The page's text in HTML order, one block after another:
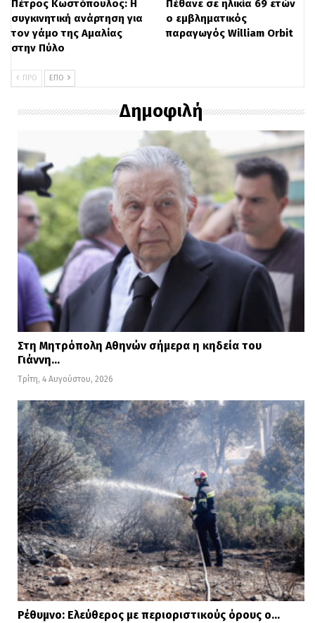
Πέτρος Κωστόπουλος: Η
συγκινητική ανάρτηση για
τον γάμο της Αμαλίας
στην Πύλο
Πέθανε σε ηλικία 69 ετών
ο εμβληματικός
παραγωγός William Orbit
ΠΡΟ ΕΠΌ
Δημοφιλή
Στη Μητρόπολη Αθηνών σήμερα η κηδεία του
Γιάννη…
Τρίτη, 4 Αυγούστου, 2026
Ρέθυμνο: Ελεύθερος με περιοριστικούς όρους ο…